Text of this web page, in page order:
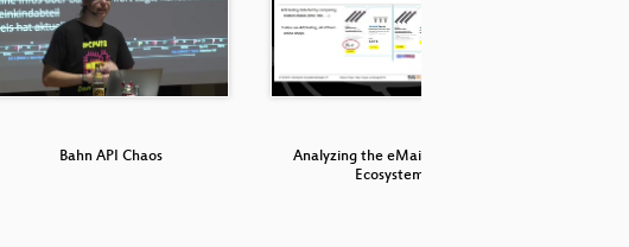
Bahn API Chaos
Analyzing the eMail Tracking
Ecosystem